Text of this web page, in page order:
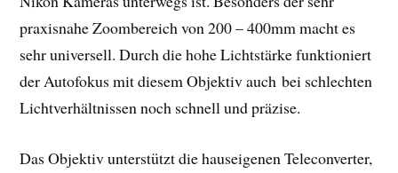
praxisnahe Zoombereich von 200 – 400mm macht es
sehr universell. Durch die hohe Lichtstärke funktioniert
der Autofokus mit diesem Objektiv auch bei schlechten
Lichtverhältnissen noch schnell und präzise.
Das Objektiv unterstützt die hauseigenen Teleconverter,